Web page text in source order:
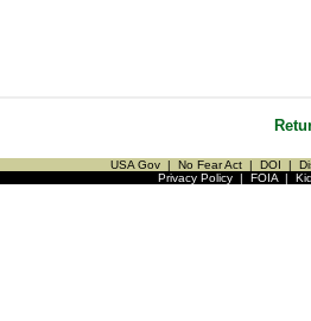
USA Gov | No Fear Act | DOI |
Privacy Policy| FOIA|